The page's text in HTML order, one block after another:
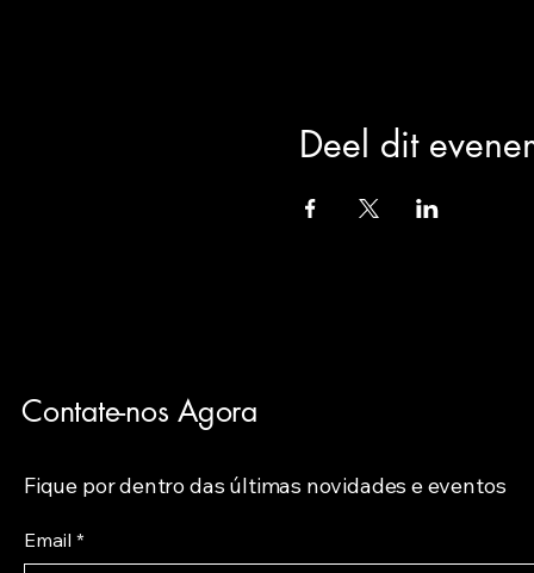
Deel dit
Contate-nos Agora
Fique por dentro das últimas novidades e eventos
Email *